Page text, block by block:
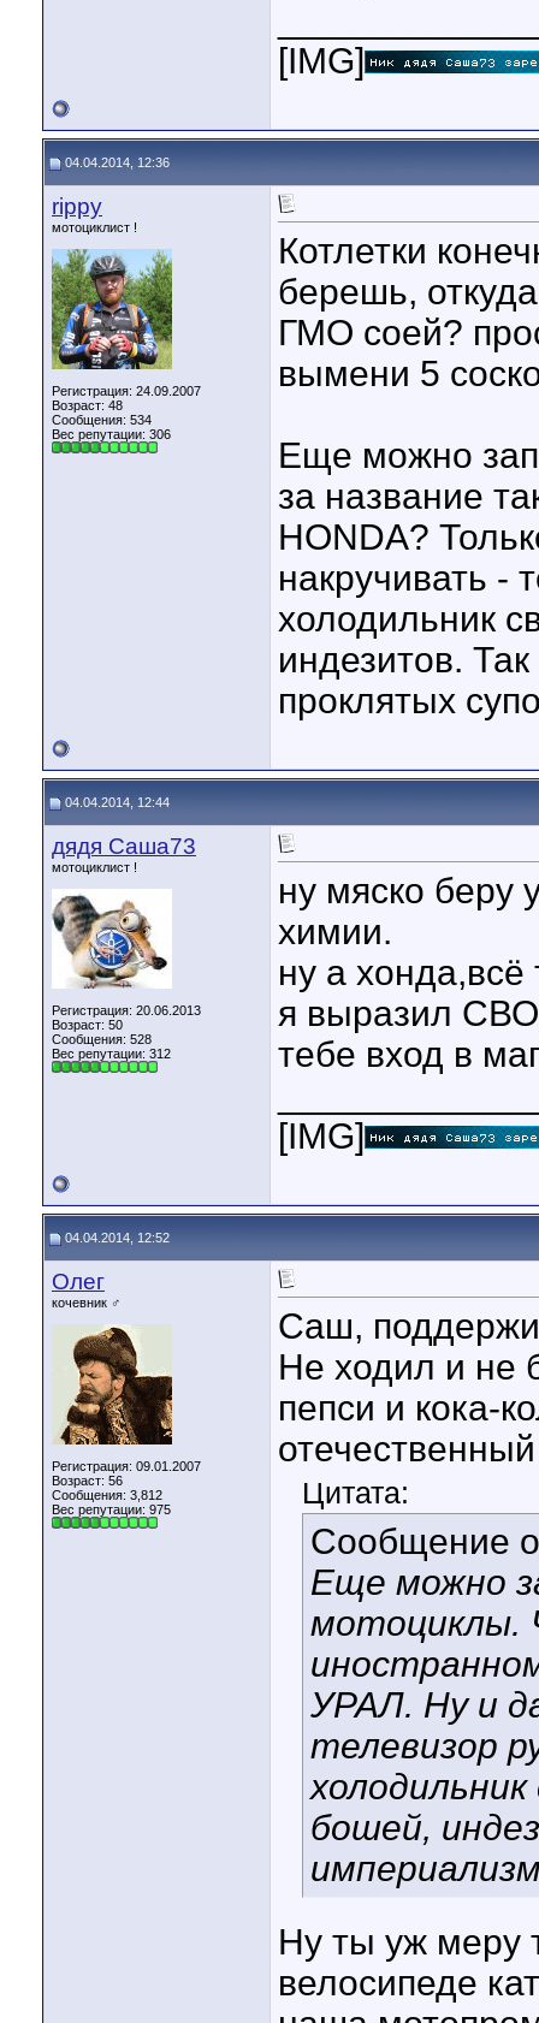
[IMG]
04.04.2014, 12:36
rippy
мотоциклист !
Регистрация: 24.09.2007
Возраст: 48
Сообщения: 534
Вес репутации: 306
Котлетки
берешь,
ГМО соей?
вымени 5
Еще можно
за название
HONDA?
накручивать -
холодильник
индезитов.
проклятых
04.04.2014, 12:44
дядя Саша73
мотоциклист !
Регистрация: 20.06.2013
Возраст: 50
Сообщения: 528
Вес репутации: 312
ну мяско беру
химии.
ну а
я выразил
тебе вход в
[IMG]
04.04.2014, 12:52
Олег
кочевник ♂
Регистрация: 09.01.2007
Возраст: 56
Сообщения: 3,812
Вес репутации: 975
Саш,
Не ходил и не
пепси и кока-
Цитата:
Сообщение
Еще можно
мотоциклы.
УРАЛ. Ну и
телевизор
холодильник
бошей,
Ну ты уж меру
велосипеде